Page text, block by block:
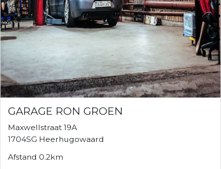
GARAGE RON GROEN
Maxwellstraat 19A
1704SG Heerhugowaard
Afstand 0.2km